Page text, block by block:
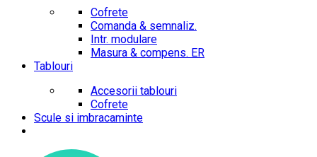
Cofrete
Comanda & semnaliz.
Intr. modulare
Masura & compens. ER
Tablouri
Accesorii tablouri
Cofrete
Scule si imbracaminte